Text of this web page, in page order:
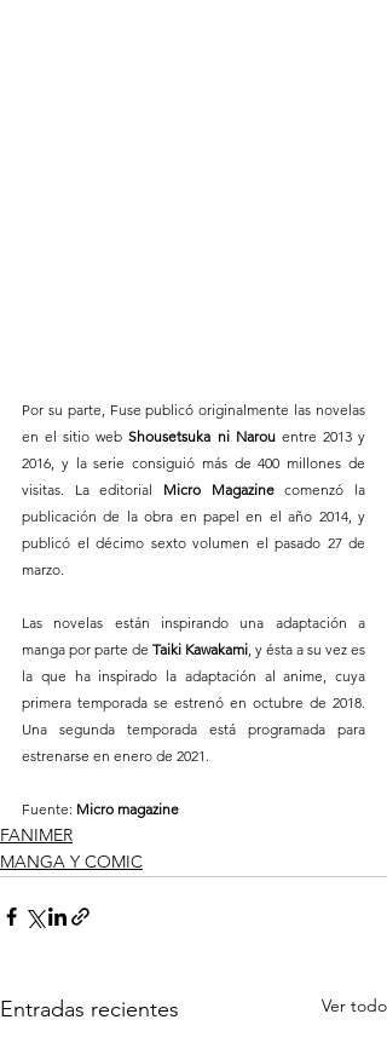
Por su parte, Fuse publicó originalmente las novelas
en el sitio web Shousetsuka ni Narou entre 2013 y
2016, y la serie consiguió más de 400 millones de
visitas. La editorial Micro Magazine comenzó la
publicación de la obra en papel en el año 2014, y
publicó el décimo sexto volumen el pasado 27 de
marzo.
Las novelas están inspirando una adaptación a
manga por parte de Taiki Kawakami , y ésta a su vez es
la que ha inspirado la adaptación al anime, cuya
primera temporada se estrenó en octubre de 2018.
Una segunda temporada está programada para
estrenarse en enero de 2021.
Fuente: Micro magazine
FANIMER
MANGA Y COMIC
Entradas recientes Ver todo